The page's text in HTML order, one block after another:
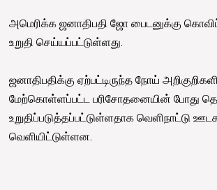
அமெரிக்க ஜனாதிபதி ஜோ பைடனுக்கு
உறுதி செய்யப்பட்டுள்ளது.
ஜனாதிபதிக்கு ஏற்பட்டிருந்த நோய்
மேற்கொள்ளப்பட்ட பரிசோதனையின் போது
உறுதிப்படுத்தப்பட்டுள்ளதாக வெளிநாட்டு
வெளியிட்டுள்ளன.